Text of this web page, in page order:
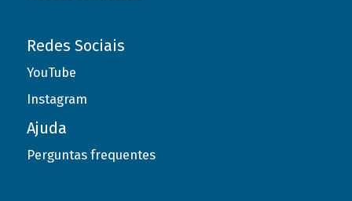
Redes Sociais
YouTube
Instagram
Ajuda
Perguntas frequentes